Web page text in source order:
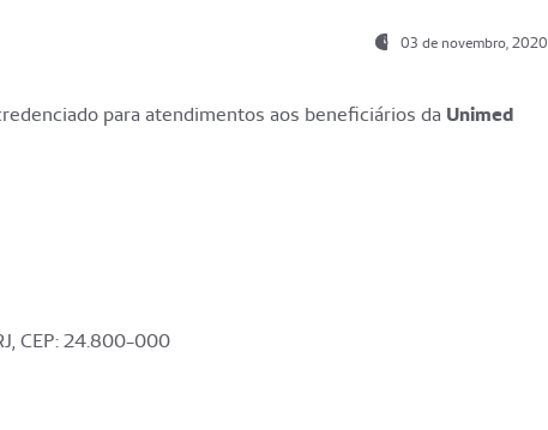
03 de novembro, 2020
para atendimentos aos beneficiários da Unimed
CEP: 24.800-000